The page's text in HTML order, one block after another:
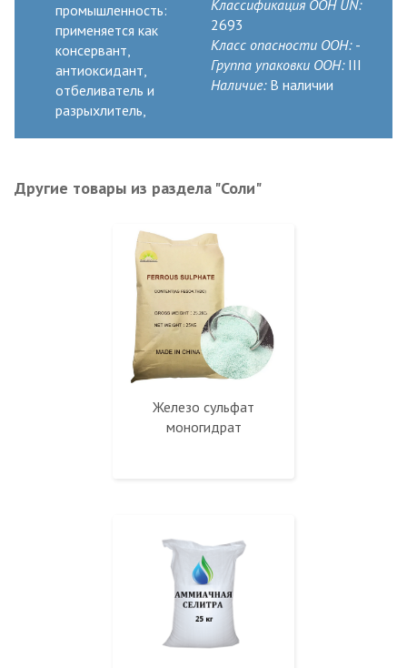
промышленность:
применяется как
консервант,
антиоксидант,
отбеливатель и
разрыхлитель,
Классификация ООН UN:
2693
Класс опасности ООН:-
Группа упаковки ООН:III
Наличие:В наличии
Другие товары из раздела "Соли"
Железо сульфат
моногидрат